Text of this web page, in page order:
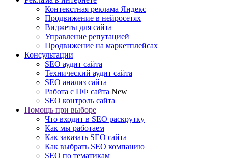
Контекстная реклама Яндекс
Продвижение в нейросетях
Виджеты для сайта
Управление репутацией
Продвижение на маркетплейсах
Консультации
SEO аудит сайта
Технический аудит сайта
SEO анализ сайта
Работа с ПФ сайта New
SEO контроль сайта
Помощь при выборе
Что входит в SEO раскрутку
Как мы работаем
Как заказать SEO сайта
Как выбрать SEO компанию
SEO по тематикам